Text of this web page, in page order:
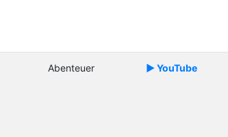
Abenteuer ► YouTube